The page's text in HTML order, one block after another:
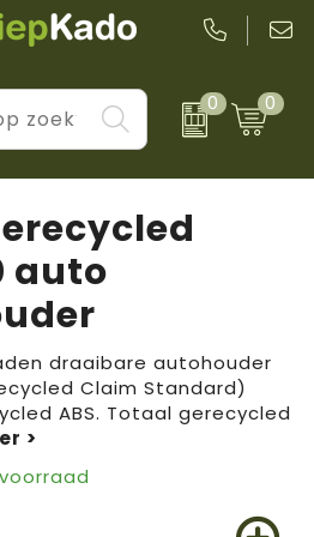
0 0
auto
draaibare autohouder
Claim Standard)
ABS. Totaal gerecycled